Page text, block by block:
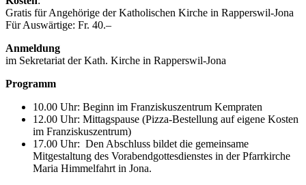
Gratis für Angehörige der Katholischen Kirche in Rapperswil-Jona
Für Auswärtige: Fr. 40.–
Anmeldung
im Sekretariat der Kath. Kirche in Rapperswil-Jona
Programm
10.00 Uhr: Beginn im Franziskuszentrum Kempraten
12.00 Uhr: Mittagspause (Pizza-Bestellung auf eigene Kosten
im Franziskuszentrum)
17.00 Uhr: Den Abschluss bildet die gemeinsame
Mitgestaltung des Vorabendgottesdienstes in der Pfarrkirche
Maria Himmelfahrt in Jona.